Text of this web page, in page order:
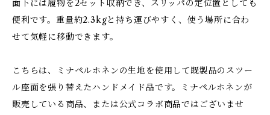
面下には履物を2セット収納でき、スリッパの定位置としても
便利です。重量約2.3kgと持ち運びやすく、使う場所に合わ
せて気軽に移動できます。
こちらは、ミナペルホネンの生地を使用して既製品のスツー
ル座面を張り替えたハンドメイド品です。ミナペルホネンが
販売している商品、または公式コラボ商品ではございませ